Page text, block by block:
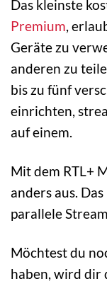
Das kleinste
Premium,
Geräte zu
anderen zu
bis zu fünf
einrichten,
auf einem.
Mit dem RTL+
anders aus.
parallele
Möchtest du
haben, wird dir